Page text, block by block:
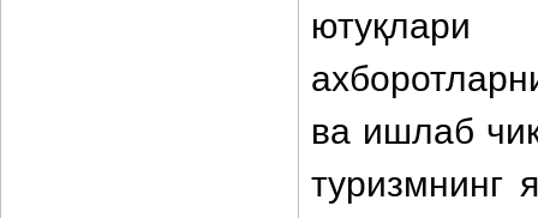
ютуқлари
ва ишлаб
туризмнинг